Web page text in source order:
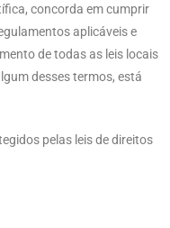
concorda em cumprir
aplicáveis ​​e
de todas as leis locais
desses termos, está
pelas leis de direitos